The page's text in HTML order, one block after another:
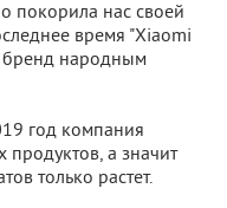
покорила нас своей
время "Xiaomi
бренд народным
год компания
продуктов, а значит
только растет.